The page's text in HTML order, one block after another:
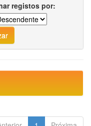
registos por: